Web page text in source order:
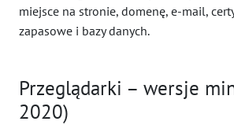
miejsce na stronie, domenę, e-mail,
zapasowe i bazy danych.
Przeglądarki – wersje
2020)